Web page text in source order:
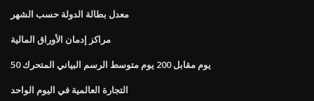
معدل بطالة الدولة حسب الشهر
مراكز إدمان الأوراق المالية
50 يوم مقابل 200 يوم متوسط ​​الرسم البياني المتحرك
التجارة العالمية في اليوم الواحد